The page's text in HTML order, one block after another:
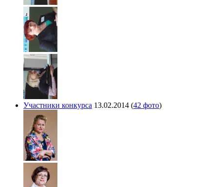
Участники конкурса 13.02.2014 (42 фото)